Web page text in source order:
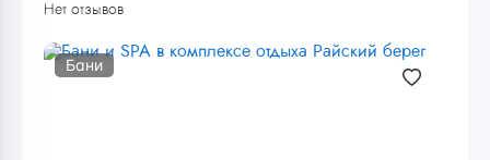
Нет отзывов
Бани